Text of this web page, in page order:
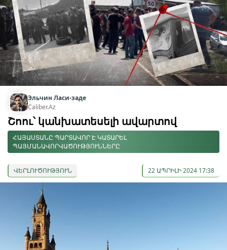
Эльчин Ласи-заде
Caliber.Az
Շոու՝ կանխատեսելի ավարտով
ՀԱՅԱՍՏԱՆԸ ՊԱՐՏԱՎՈՐ Է ԿԱՏԱՐԵԼ
ՊԱՅՄԱՆԱՎՈՐՎԱԾՈՒԹՅՈՒՆՆԵՐԸ
ՎԵՐԼՈՒԾՈՒԹՅՈՒՆ 22 ԱՊՐԻԼԻ 2024 17:38